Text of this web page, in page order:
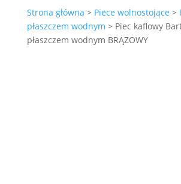
Strona główna > Piece wolnostojące >
płaszczem wodnym > Piec kaflowy
płaszczem wodnym BRĄZOWY